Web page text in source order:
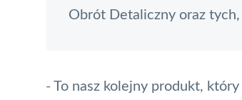
Obrót Detaliczny oraz
- To nasz kolejny produkt,